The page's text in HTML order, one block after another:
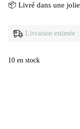
📦 Livré dans une
Livraison estimée
10 en stock